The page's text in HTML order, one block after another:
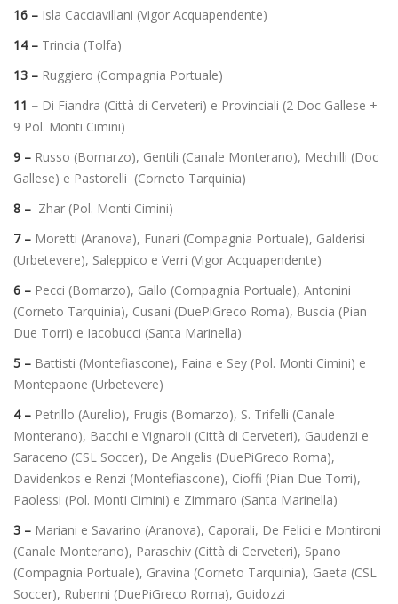
16 – Isla Cacciavillani (Vigor Acquapendente)
14 – Trincia (Tolfa)
13 – Ruggiero (Compagnia Portuale)
11 – Di Fiandra (Città di Cerveteri) e Provinciali (2 Doc Gallese +
9 Pol. Monti Cimini)
9 – Russo (Bomarzo), Gentili (Canale Monterano), Mechilli (Doc
Gallese) e Pastorelli (Corneto Tarquinia)
8 – Zhar (Pol. Monti Cimini)
7 – Moretti (Aranova), Funari (Compagnia Portuale), Galderisi
(Urbetevere), Saleppico e Verri (Vigor Acquapendente)
6 – Pecci (Bomarzo), Gallo (Compagnia Portuale), Antonini
(Corneto Tarquinia), Cusani (DuePiGreco Roma), Buscia (Pian
Due Torri) e Iacobucci (Santa Marinella)
5 – Battisti (Montefiascone), Faina e Sey (Pol. Monti Cimini) e
Montepaone (Urbetevere)
4 – Petrillo (Aurelio), Frugis (Bomarzo), S. Trifelli (Canale
Monterano), Bacchi e Vignaroli (Città di Cerveteri), Gaudenzi e
Saraceno (CSL Soccer), De Angelis (DuePiGreco Roma),
Davidenkos e Renzi (Montefiascone), Cioffi (Pian Due Torri),
Paolessi (Pol. Monti Cimini) e Zimmaro (Santa Marinella)
3 – Mariani e Savarino (Aranova), Caporali, De Felici e Montironi
(Canale Monterano), Paraschiv (Città di Cerveteri), Spano
(Compagnia Portuale), Gravina (Corneto Tarquinia), Gaeta (CSL
Soccer), Rubenni (DuePiGreco Roma), Guidozzi